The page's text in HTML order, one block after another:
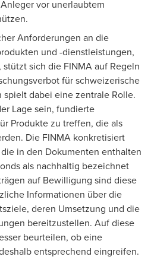
vor unerlaubtem
Anforderungen an die
und -dienstleistungen,
sich die FINMA auf Regeln
für schweizerische
dabei eine zentrale Rolle.
Lage sein, fundierte
Produkte zu treffen, die als
Die FINMA konkretisiert
in den Dokumenten enthalten
als nachhaltig bezeichnet
auf Bewilligung sind diese
Informationen über die
deren Umsetzung und die
bereitzustellen. Auf diese
beurteilen, ob eine
entsprechend eingreifen.